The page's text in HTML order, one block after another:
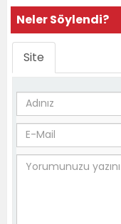
Neler Söylendi?
Site